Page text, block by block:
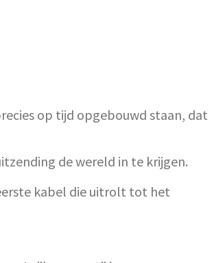
op tijd opgebouwd staan, dat
de wereld in te krijgen.
kabel die uitrolt tot het